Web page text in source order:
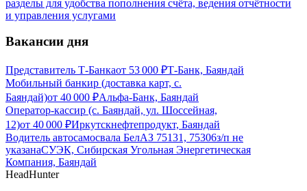
разделы для удобства пополнения счёта, ведения отчётности
и управления услугами
Вакансии дня
Представитель Т-Банкаот 53 000 ₽Т-Банк, Баяндай
Мобильный банкир (доставка карт, с.
Баяндай)от 40 000 ₽Альфа-Банк, Баяндай
Оператор-кассир (с. Баяндай, ул. Шоссейная,
12)от 40 000 ₽Иркутскнефтепродукт, Баяндай
Водитель автосамосвала БелАЗ 75131, 75306з/п не
указанаСУЭК, Сибирская Угольная Энергетическая
Компания, Баяндай
HeadHunter